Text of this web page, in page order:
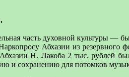
часть духовной культуры —
Абхазии из резервного
Н. Лакоба 2 тыс. рублей
и сохранению для потомков